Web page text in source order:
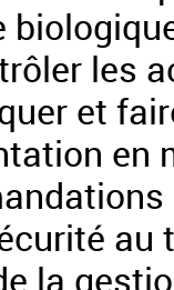
les
et
en
au
la